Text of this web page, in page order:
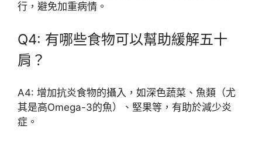
行，避免加重病情。
Q4: 有哪些食物可以幫助緩解五十
肩？
A4: 增加抗炎食物的攝入，如深色蔬菜、魚類（尤
其是高Omega-3的魚）、堅果等，有助於減少炎
症。